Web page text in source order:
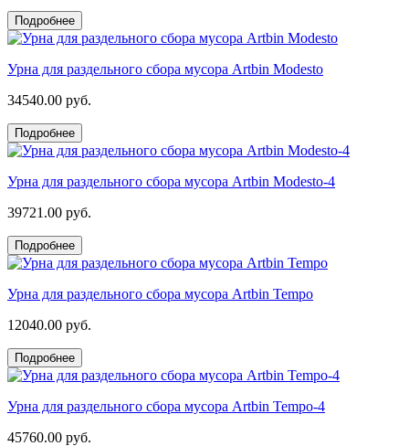
Подробнее
Урна для раздельного сбора мусора Artbin Modesto
34540.00 руб.
Подробнее
Урна для раздельного сбора мусора Artbin Modesto-4
39721.00 руб.
Подробнее
Урна для раздельного сбора мусора Artbin Tempo
12040.00 руб.
Подробнее
Урна для раздельного сбора мусора Artbin Tempo-4
45760.00 руб.